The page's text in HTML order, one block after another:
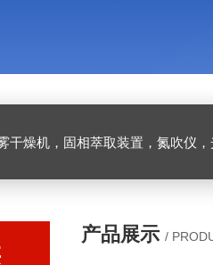
固相萃取装置，氮吹仪，光化学反应仪，低温恒温槽，超声波细胞
产品展示 /